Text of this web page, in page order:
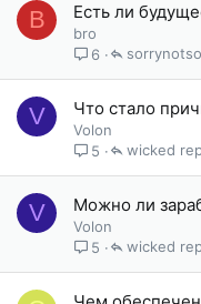
B Есть ли
bro
6
V Что стало
Volon
5
wicked
V Можно ли
Volon
5
wicked